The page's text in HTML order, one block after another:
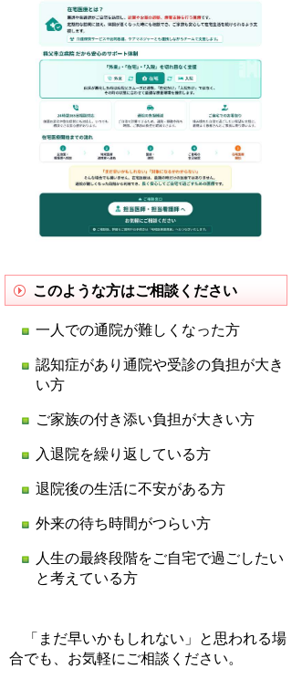
このような方はご相談ください
一人での通院が難しくなった方
認知症があり通院や受診の負担が大き
い方
ご家族の付き添い負担が大きい方
入退院を繰り返している方
退院後の生活に不安がある方
外来の待ち時間がつらい方
人生の最終段階をご自宅で過ごしたい
と考えている方
「まだ早いかもしれない」と思われる場
合でも、お気軽にご相談ください。